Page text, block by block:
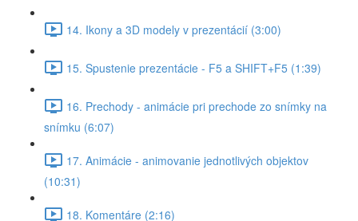
14. Ikony a 3D modely v prezentácií (3:00)
15. Spustenie prezentácie - F5 a SHIFT+F5 (1:39)
16. Prechody - animácie pri prechode zo snímky na
snímku (6:07)
17. Animácie - animovanie jednotlivých objektov
(10:31)
18. Komentáre (2:16)